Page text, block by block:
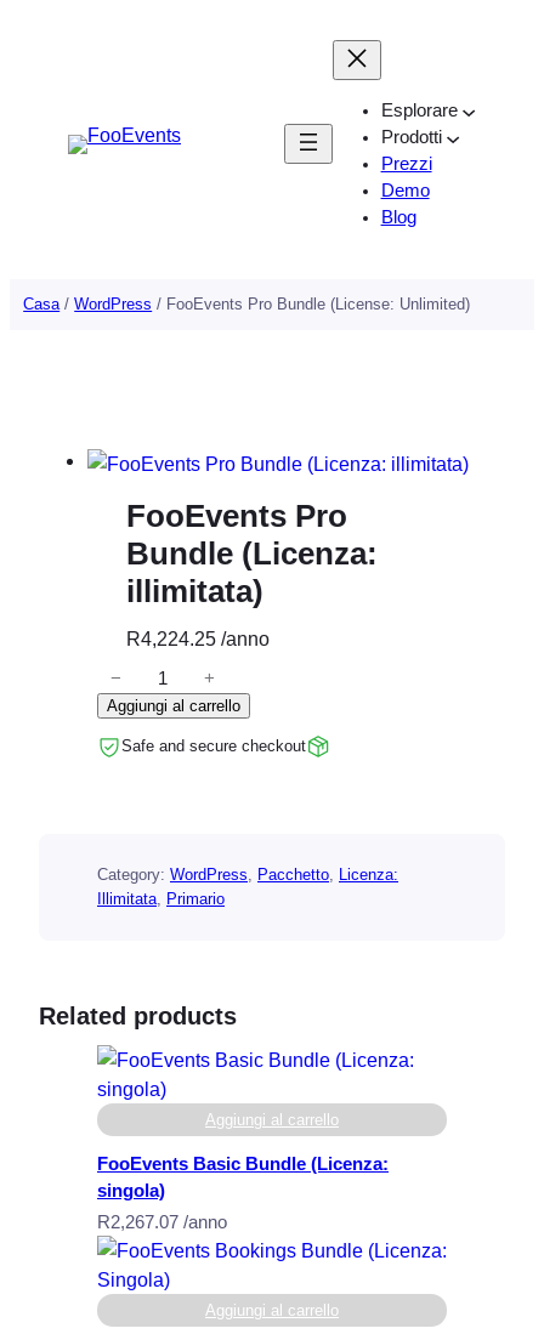
Esplorare
Prodotti
Prezzi
Demo
Blog
Casa /WordPress / FooEvents Pro Bundle (License: Unlimited)
FooEvents Pro
Bundle (Licenza:
illimitata)
R4,224.25 /anno
o
o
t
s
B
u
n
d
e
(
L
c
e
− +
Aggiungi al carrello
Safe and secure checkout
Category: WordPress Pacchetto Licenza:
Illimitata Primario
Related products
Aggiungi al carrello
FooEvents Basic Bundle (Licenza:
singola)
R2,267.07 /anno
Aggiungi al carrello